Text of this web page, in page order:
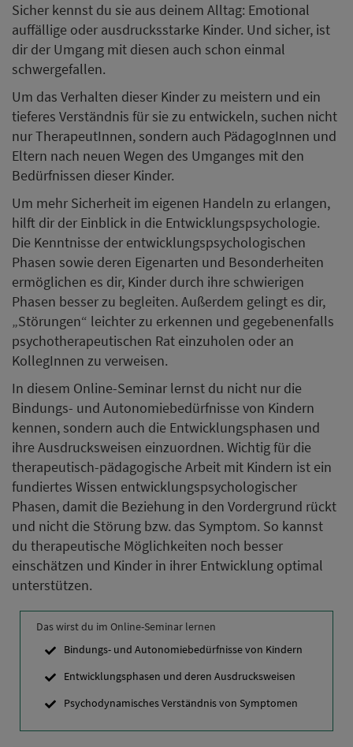
Sicher kennst du sie aus deinem Alltag: Emotional
auffällige oder ausdrucksstarke Kinder. Und sicher, ist
dir der Umgang mit diesen auch schon einmal
schwergefallen.
Um das Verhalten dieser Kinder zu meistern und ein
tieferes Verständnis für sie zu entwickeln, suchen nicht
nur TherapeutInnen, sondern auch PädagogInnen und
Eltern nach neuen Wegen des Umganges mit den
Bedürfnissen dieser Kinder.
Um mehr Sicherheit im eigenen Handeln zu erlangen,
hilft dir der Einblick in die Entwicklungspsychologie.
Die Kenntnisse der entwicklungspsychologischen
Phasen sowie deren Eigenarten und Besonderheiten
ermöglichen es dir, Kinder durch ihre schwierigen
Phasen besser zu begleiten. Außerdem gelingt es dir,
„Störungen“ leichter zu erkennen und gegebenenfalls
psychotherapeutischen Rat einzuholen oder an
KollegInnen zu verweisen.
In diesem Online-Seminar lernst du nicht nur die
Bindungs- und Autonomiebedürfnisse von Kindern
kennen, sondern auch die Entwicklungsphasen und
ihre Ausdrucksweisen einzuordnen. Wichtig für die
therapeutisch-pädagogische Arbeit mit Kindern ist ein
fundiertes Wissen entwicklungspsychologischer
Phasen, damit die Beziehung in den Vordergrund rückt
und nicht die Störung bzw. das Symptom. So kannst
du therapeutische Möglichkeiten noch besser
einschätzen und Kinder in ihrer Entwicklung optimal
unterstützen.
Das wirst du im Online-Seminar lernen
Bindungs- und Autonomiebedürfnisse von Kindern
Entwicklungsphasen und deren Ausdrucksweisen
Psychodynamisches Verständnis von Symptomen